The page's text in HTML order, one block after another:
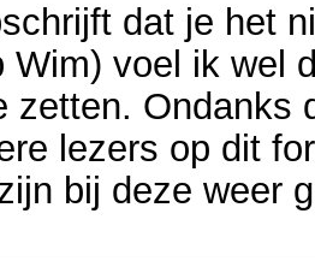
dat je het
Wim) voel ik wel
zetten. Ondanks
lezers op dit
bij deze weer